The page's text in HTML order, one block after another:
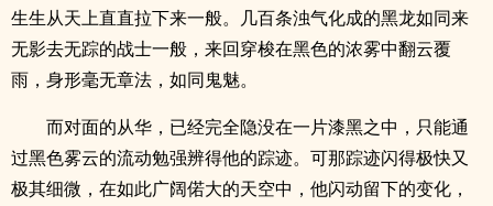
生生从天上直直拉下来一般。几百条浊气化成的黑龙如同来
无影去无踪的战士一般，来回穿梭在黑色的浓雾中翻云覆
雨，身形毫无章法，如同鬼魅。
而对面的从华，已经完全隐没在一片漆黑之中，只能通
过黑色雾云的流动勉强辨得他的踪迹。可那踪迹闪得极快又
极其细微，在如此广阔偌大的天空中，他闪动留下的变化，